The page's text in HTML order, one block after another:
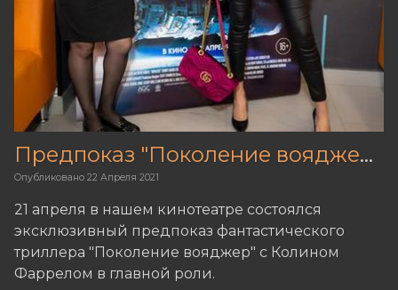
Предпоказ "Поколение вояджер"
Опубликовано 22 Апреля 2021
21 апреля в нашем кинотеатре состоялся
эксклюзивный предпоказ фантастического
триллера "Поколение вояджер" с Колином
Фаррелом в главной роли.